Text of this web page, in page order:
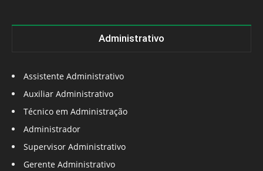
Administrativo
Assistente Administrativo
Auxiliar Administrativo
Técnico em Administração
Administrador
Supervisor Administrativo
Gerente Administrativo